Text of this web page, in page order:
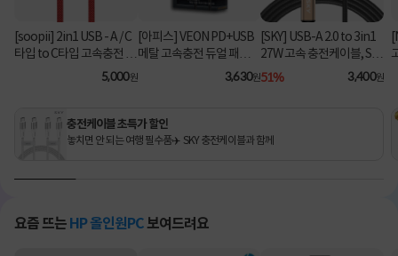
[soopii] 2in1 USB - A / C
타입 to C타입 고속충전 케
이블 PD 100W S52C [1.2
5,000원
[아피스] VEON PD+USB
메탈 고속충전 듀얼 패브릭
8핀 케이블
3,630원
[SKY] USB-A 2.0 to 3in1
27W 고속 충전케이블, SK
Y-A2-3IN1 [블랙/2m]
51% 3,400원
충전케이블 초특가 할인
놓치면 안 되는 여행 필수품✈️ SKY 충전케이블과 함께
요즘 뜨는 HP 올인원PC 보여드려요